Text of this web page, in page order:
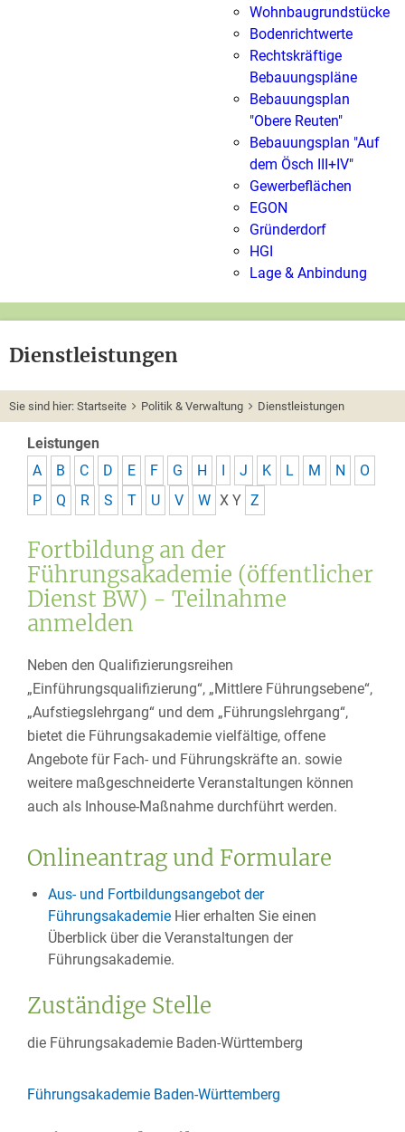
Wohnbaugrundstücke
Bodenrichtwerte
Rechtskräftige
Bebauungspläne
Bebauungsplan
"Obere Reuten"
Bebauungsplan "Auf
dem Ösch III+IV"
Gewerbeflächen
EGON
Gründerdorf
HGI
Lage & Anbindung
Dienstleistungen
Sie sind hier: Startseite Politik & Verwaltung Dienstleistungen
Leistungen
A
B C D E F G H I J K L M N
O
P
Q R S T U V W X Y Z
Fortbildung an der
Führungsakademie (öffentlicher
Dienst BW) - Teilnahme
anmelden
Neben den Qualifizierungsreihen
„Einführungsqualifizierung“, „Mittlere Führungsebene“,
„Aufstiegslehrgang“ und dem „Führungslehrgang“,
bietet die Führungsakademie vielfältige, offene
Angebote für Fach- und Führungskräfte an. sowie
weitere maßgeschneiderte Veranstaltungen können
auch als Inhouse-Maßnahme durchführt werden.
Onlineantrag und Formulare
Aus- und Fortbildungsangebot der
Führungsakademie Hier erhalten Sie einen
Überblick über die Veranstaltungen der
Führungsakademie.
Zuständige Stelle
die Führungsakademie Baden-Württemberg
Führungsakademie Baden-Württemberg